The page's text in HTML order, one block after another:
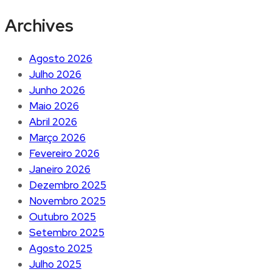
Archives
Agosto 2026
Julho 2026
Junho 2026
Maio 2026
Abril 2026
Março 2026
Fevereiro 2026
Janeiro 2026
Dezembro 2025
Novembro 2025
Outubro 2025
Setembro 2025
Agosto 2025
Julho 2025